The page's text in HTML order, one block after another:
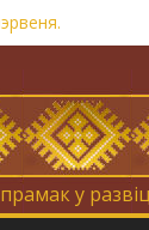
у